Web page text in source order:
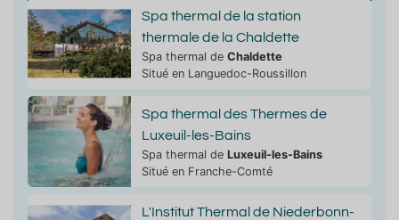
Spa thermal de la station
thermale de la Chaldette
Spa thermal de Chaldette
Situé en Languedoc-Roussillon
Spa thermal des Thermes de
Luxeuil-les-Bains
Spa thermal de Luxeuil-les-Bains
Situé en Franche-Comté
L'Institut Thermal de Niederbonn-